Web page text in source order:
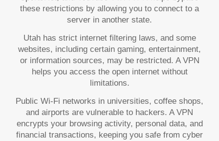
these restrictions by allowing you to connect to a
server in another state.
Utah has strict internet filtering laws, and some
websites, including certain gaming, entertainment,
or information sources, may be restricted. A VPN
helps you access the open internet without
limitations.
Public Wi-Fi networks in universities, coffee shops,
and airports are vulnerable to hackers. A VPN
encrypts your browsing activity, personal data, and
financial transactions, keeping you safe from cyber